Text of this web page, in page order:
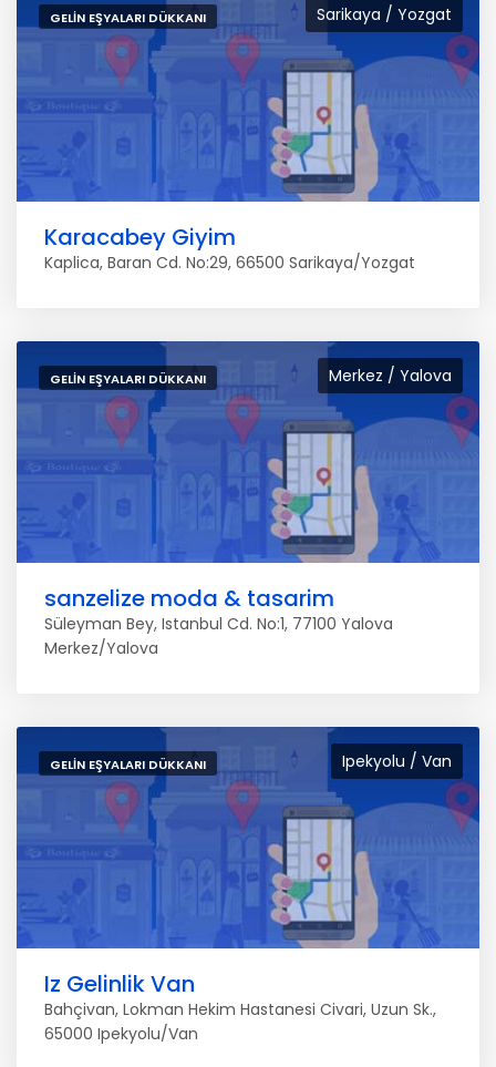
Sarikaya / Yozgat
GELIN EŞYALARI DÜKKANI
Karacabey Giyim
Kaplica, Baran Cd. No:29, 66500 Sarikaya/Yozgat
Merkez / Yalova
GELIN EŞYALARI DÜKKANI
sanzelize moda & tasarim
Süleyman Bey, Istanbul Cd. No:1, 77100 Yalova
Merkez/Yalova
Ipekyolu / Van
GELIN EŞYALARI DÜKKANI
Iz Gelinlik Van
Bahçivan, Lokman Hekim Hastanesi Civari, Uzun Sk.,
65000 Ipekyolu/Van